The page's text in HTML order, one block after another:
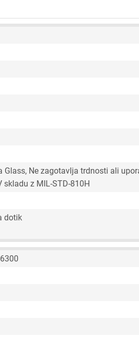
Glass, Ne zagotavlja trdnosti ali
skladu z MIL-STD-810H
dotik